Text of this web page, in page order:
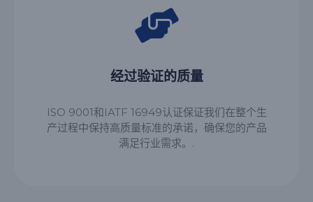
经过验证的质量
ISO 9001和IATF 16949认证保证我们在整个生
产过程中保持高质量标准的承诺，确保您的产品
满足行业需求。.